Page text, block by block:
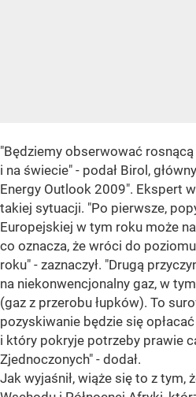
"Będziemy obserwować
i na świecie" - podał Birol,
Energy Outlook 2009". Ekspert
takiej sytuacji. "Po pierwsze,
Europejskiej w tym roku może
co oznacza, że wróci do
roku" - zaznaczył. "Drugą
na niekonwencjonalny gaz, w
(gaz z przerobu łupków). To
pozyskiwanie będzie się
i który pokryje potrzeby prawie
Zjednoczonych" - dodał.
Jak wyjaśnił, wiąże się to z tym,